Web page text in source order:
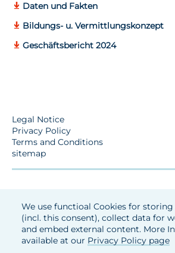
We use functioal Cookies for
(incl. this consent), collect data for
and embed external content. More
available at our Privacy Policy page
Daten und Fakten
Bildungs- u. Vermittlungskonzept
Geschäftsbericht 2024
Legal Notice
Privacy Policy
Terms and Conditions
sitemap